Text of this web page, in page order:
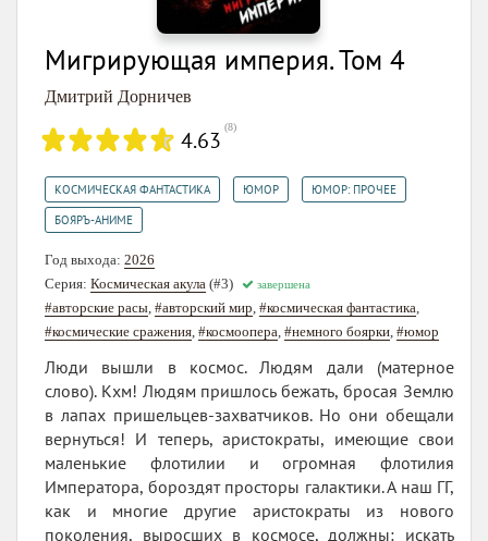
Мигрирующая империя. Том 4
Дмитрий Дорничев
4.63 (8)
КОСМИЧЕСКАЯ ФАНТАСТИКА ЮМОР ЮМОР: ПРОЧЕЕ
БОЯРЪ-АНИМЕ
Год выхода: 2026
Серия: Космическая акула (#3) завершена
#авторские расы, #авторский мир, #космическая фантастика,
#космические сражения, #космоопера, #немного боярки, #юмор
Люди вышли в космос. Людям дали (матерное
слово). Кхм! Людям пришлось бежать, бросая Землю
в лапах пришельцев-захватчиков. Но они обещали
вернуться! И теперь, аристократы, имеющие свои
маленькие флотилии и огромная флотилия
Императора, бороздят просторы галактики. А наш ГГ,
как и многие другие аристократы из нового
поколения, выросших в космосе, должны: искать